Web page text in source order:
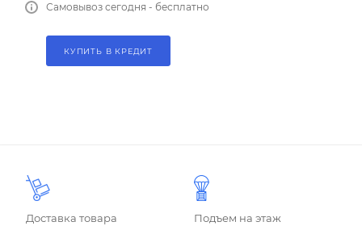
Самовывоз сегодня - бесплатно
КУПИТЬ В КРЕДИТ
Доставка товара Подъем на этаж